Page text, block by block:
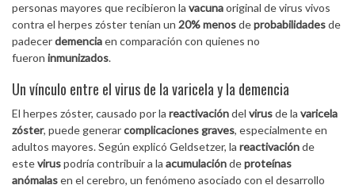
personas mayores que recibieron la vacunaoriginal de virus vivos
contra el herpes zóster tenían un 20% menosdeprobabilidadesde
padecerdemenciaen comparación con quienes no
fueron inmunizados.
Un vínculo entre el virus de la varicela y la demencia
El herpes zóster, causado por la reactivacióndel virusde la varicela
zóster, puede generarcomplicaciones graves, especialmente en
adultos mayores. Según explicó Geldsetzer, la reactivaciónde
esteviruspodría contribuir a la acumulacióndeproteínas
anómalasen el cerebro, un fenómeno asociado con el desarrollo